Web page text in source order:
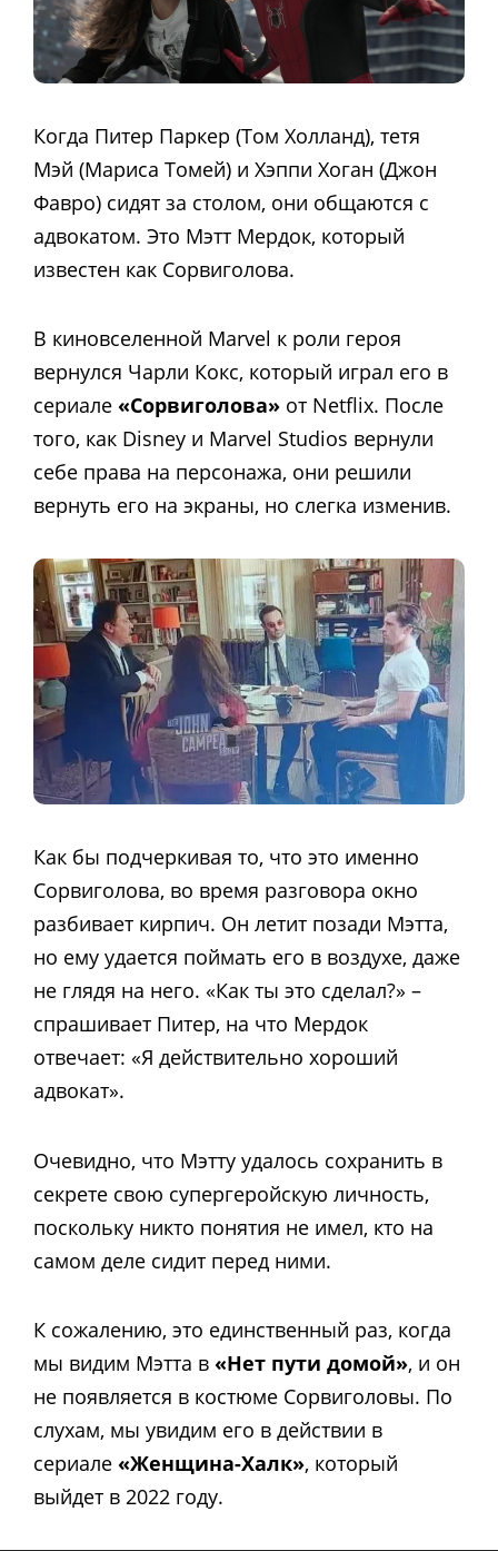
Когда Питер Паркер (Том Холланд), тетя
Мэй (Мариса Томей) и Хэппи Хоган (Джон
Фавро) сидят за столом, они общаются с
адвокатом. Это Мэтт Мердок, который
известен как Сорвиголова.
В киновселенной Marvel к роли героя
вернулся Чарли Кокс, который играл его в
сериале «Сорвиголова» от Netflix. После
того, как Disney и Marvel Studios вернули
себе права на персонажа, они решили
вернуть его на экраны, но слегка изменив.
Как бы подчеркивая то, что это именно
Сорвиголова, во время разговора окно
разбивает кирпич. Он летит позади Мэтта,
но ему удается поймать его в воздухе, даже
не глядя на него. «Как ты это сделал?» –
спрашивает Питер, на что Мердок
отвечает: «Я действительно хороший
адвокат».
Очевидно, что Мэтту удалось сохранить в
секрете свою супергеройскую личность,
поскольку никто понятия не имел, кто на
самом деле сидит перед ними.
К сожалению, это единственный раз, когда
мы видим Мэтта в «Нет пути домой», и он
не появляется в костюме Сорвиголовы. По
слухам, мы увидим его в действии в
сериале «Женщина-Халк», который
выйдет в 2022 году.